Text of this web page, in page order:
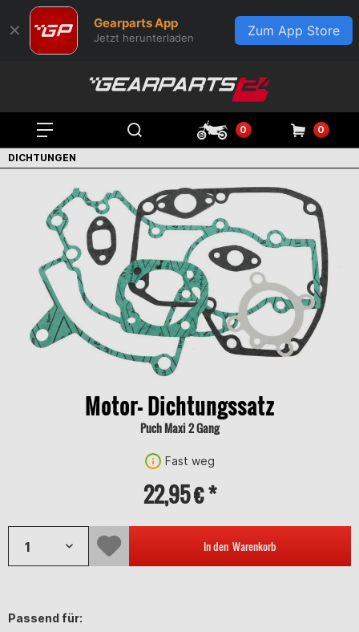
✕ Gearparts App
Jetzt herunterladen Zum App Store
0 0
DICHTUNGEN
Motor- Dichtungssatz
Puch Maxi 2 Gang
Fast weg
22,95 € *
In den Warenkorb
Passend für: